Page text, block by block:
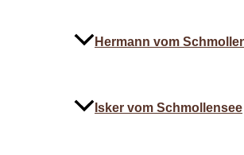
Hermann vom
Isker vom Schmollensee